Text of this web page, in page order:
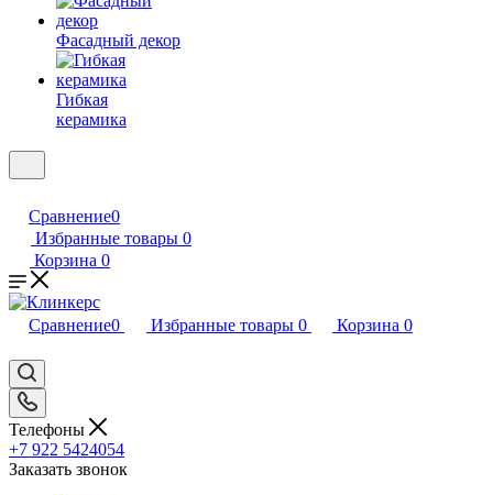
Фасадный декор
Гибкая
керамика
Сравнение0
Избранные товары 0
Корзина 0
Сравнение0 Избранные товары 0 Корзина 0
Телефоны
+7 922 5424054
Заказать звонок